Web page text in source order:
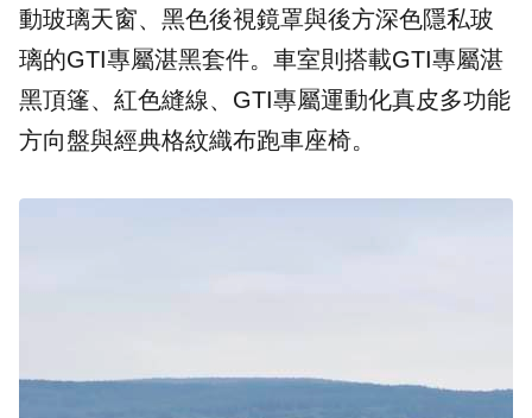
動玻璃天窗、黑色後視鏡罩與後方深色隱私玻
璃的GTI專屬湛黑套件。車室則搭載GTI專屬湛
黑頂篷、紅色縫線、GTI專屬運動化真皮多功能
方向盤與經典格紋織布跑車座椅。